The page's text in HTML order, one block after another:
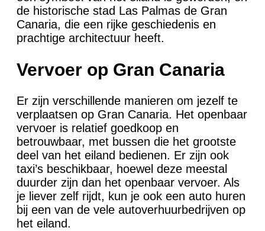
de historische stad Las Palmas de Gran
Canaria, die een rijke geschiedenis en
prachtige architectuur heeft.
Vervoer op Gran Canaria
Er zijn verschillende manieren om jezelf te
verplaatsen op Gran Canaria. Het openbaar
vervoer is relatief goedkoop en
betrouwbaar, met bussen die het grootste
deel van het eiland bedienen. Er zijn ook
taxi’s beschikbaar, hoewel deze meestal
duurder zijn dan het openbaar vervoer. Als
je liever zelf rijdt, kun je ook een auto huren
bij een van de vele autoverhuurbedrijven op
het eiland.